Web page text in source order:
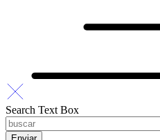
Search Text Box